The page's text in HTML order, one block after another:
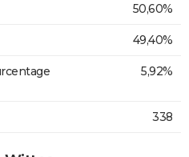
50,60%
49,40%
5,92%
338